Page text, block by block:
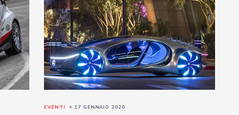
EVENTI 17 GENNAIO 2020